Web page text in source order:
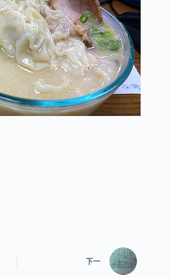
下一